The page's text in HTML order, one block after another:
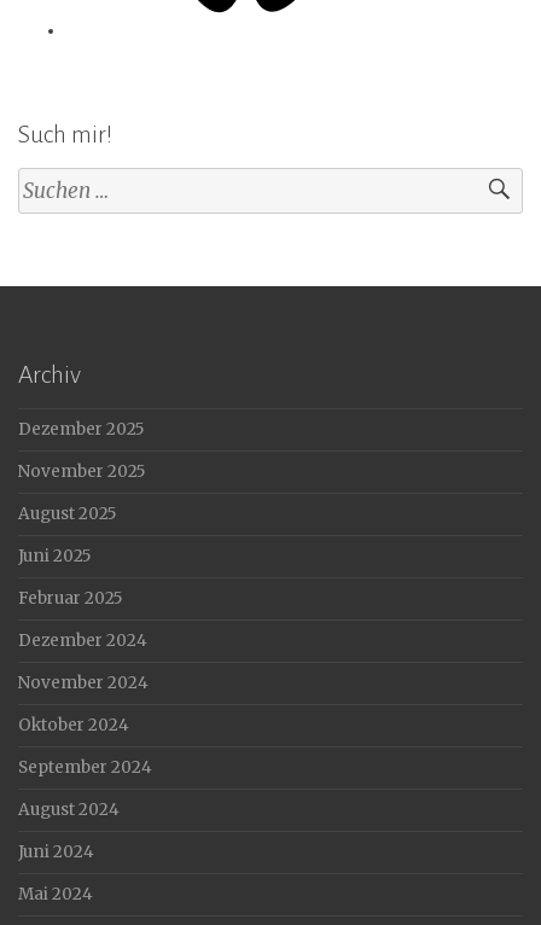
Such mir!
Suchen
nach:
Archiv
Dezember 2025
November 2025
August 2025
Juni 2025
Februar 2025
Dezember 2024
November 2024
Oktober 2024
September 2024
August 2024
Juni 2024
Mai 2024